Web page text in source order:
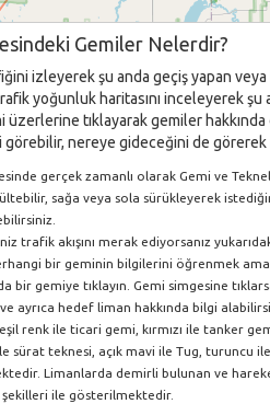
Gemiler Nelerdir?
izleyerek şu anda geçiş yapan
yoğunluk haritasını inceleyerek şu
tıklayarak gemiler
nereye gideceğini de
gerçek zamanlı olarak Gemi ve
sağa veya sola sürükleyerek
trafik akışını merak ediyorsanız
bir geminin bilgilerini öğrenmek
bir gemiye tıklayın. Gemi simgesine
ayrıca hedef liman hakkında bilgi
renk ile ticari gemi, kırmızı ile tanker
sürat teknesi, açık mavi ile Tug, turuncu
Limanlarda demirli bulunan ve
ile gösterilmektedir.